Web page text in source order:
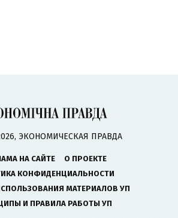
ЭКОНОМИЧЕСКАЯ ПРАВДА
НА САЙТЕ
О ПРОЕКТЕ
КОНФИДЕНЦИАЛЬНОСТИ
МАТЕРИАЛОВ УП
И ПРАВИЛА РАБОТЫ УП